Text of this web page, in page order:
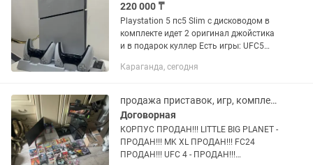
220 000 ₸
Playstation 5 пс5 Slim с дисководом в
комплекте идет 2 оригинал джойстика
и в подарок куллер Есть игры: UFC5
220000тг торг обмен есть
Караганда, сегодня
продажа приставок, игр, комплектующих,
Договорная
КОРПУС ПРОДАН!!! LITTLE BIG PLANET -
ПРОДАН!!! MK XL ПРОДАН!!! FC24
ПРОДАН!!! UFC 4 - ПРОДАН!!!